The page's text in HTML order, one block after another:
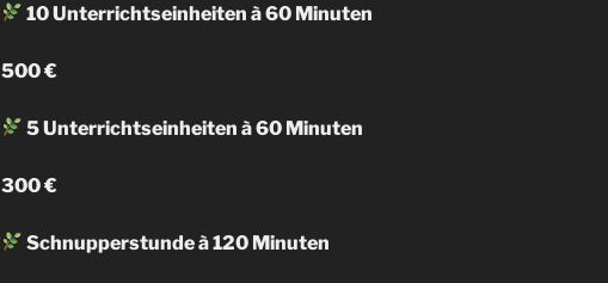
10 Unterrichtseinheiten à 60 Minuten
500 €
5 Unterrichtseinheiten à 60 Minuten
300 €
Schnupperstunde à 120 Minuten